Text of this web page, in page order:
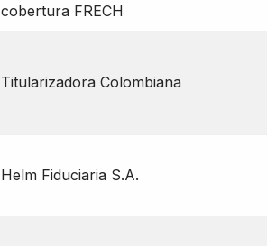
cobertura FRECH
Titularizadora Colombiana
Helm Fiduciaria S.A.